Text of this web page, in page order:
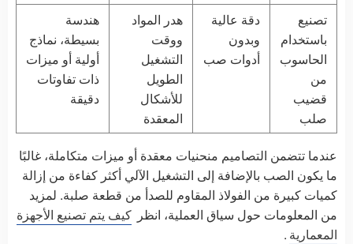
تصنيع
باستخدام
الحاسوب
من
قضيب
صلب
دقة عالية
وبدون
أدوات صب
هدر المواد
ووقت
التشغيل
الطويل
للأشكال
المعقدة
هندسة
بسيطة، نماذج
أولية أو ميزات
ذات تفاوتات
دقيقة
عندما تتضمن التصاميم منحنيات معقدة أو ميزات متكاملة، غالبًا
ما يكون الصب بالإضافة إلى التشغيل الآلي أكثر كفاءة من إزالة
كميات كبيرة من الفولاذ المقاوم للصدأ من قطعة صلبة. لمزيد
من المعلومات حول سياق العملية، انظر كيف يتم تصنيع الأجهزة
المعمارية .